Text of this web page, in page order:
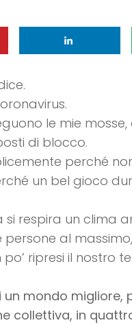
le mie
di blocco.
perché
un bel gioco
respira un clima
al
ripresi il nostro
mondo migliore,
collettiva, in